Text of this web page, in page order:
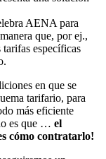
AENA para
que, por ej.,
específicas
en que se
tarifario, para
más eficiente
es que … el
cómo contratarlo!